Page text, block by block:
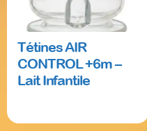
Tétines AIR
CONTROL +6m –
Lait Infantile